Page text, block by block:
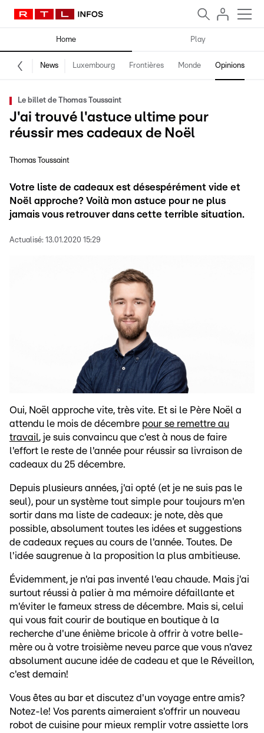
Home Play
News Luxembourg Frontières Monde Opinions
Le billet de Thomas Toussaint
J'ai trouvé l'astuce ultime pour
réussir mes cadeaux de Noël
Thomas Toussaint
Votre liste de cadeaux est désespérément vide et
Noël approche? Voilà mon astuce pour ne plus
jamais vous retrouver dans cette terrible situation.
Actualisé: 13.01.2020 15:29
Oui, Noël approche vite, très vite. Et si le Père Noël a
attendu le mois de décembre pour se remettre au
travail, je suis convaincu que c'est à nous de faire
l'effort le reste de l'année pour réussir sa livraison de
cadeaux du 25 décembre.
Depuis plusieurs années, j'ai opté (et je ne suis pas le
seul), pour un système tout simple pour toujours m'en
sortir dans ma liste de cadeaux: je note, dès que
possible, absolument toutes les idées et suggestions
de cadeaux reçues au cours de l'année. Toutes. De
l'idée saugrenue à la proposition la plus ambitieuse.
Évidemment, je n'ai pas inventé l'eau chaude. Mais j'ai
surtout réussi à palier à ma mémoire défaillante et
m'éviter le fameux stress de décembre. Mais si, celui
qui vous fait courir de boutique en boutique à la
recherche d'une énième bricole à offrir à votre belle-
mère ou à votre troisième neveu parce que vous n'avez
absolument aucune idée de cadeau et que le Réveillon,
c'est demain!
Vous êtes au bar et discutez d'un voyage entre amis?
Notez-le! Vos parents aimeraient s'offrir un nouveau
robot de cuisine pour mieux remplir votre assiette lors